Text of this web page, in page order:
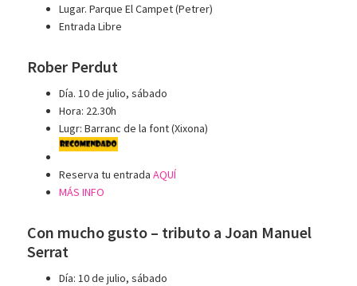
Lugar. Parque El Campet (Petrer)
Entrada Libre
Rober Perdut
Día. 10 de julio, sábado
Hora: 22.30h
Lugr: Barranc de la font (Xixona)
Reserva tu entradaAQUÍ
MÁS INFO
Con mucho gusto – tributo a Joan Manuel
Serrat
Día: 10 de julio, sábado